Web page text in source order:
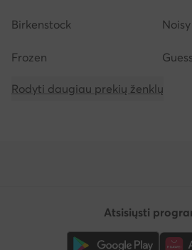
Birkenstock
Frozen
Rodyti daugiau prekių ženklų
Atsisiųsti